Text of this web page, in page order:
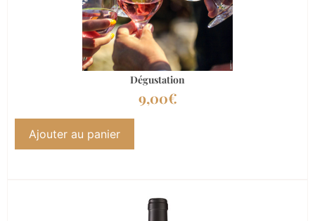
Dégustation
9,00€
Ajouter au panier